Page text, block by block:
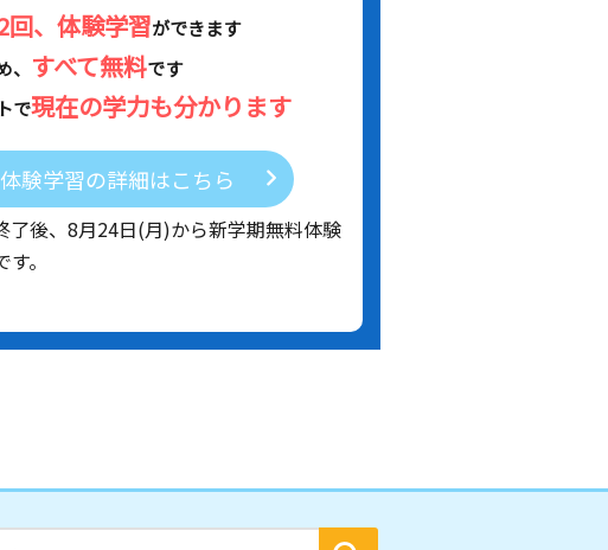
回、体験学習ができます
すべて無料です
で現在の学力も分かります
験学習の詳細はこちら
後、 8月24日(月)から新学期無料体験
。